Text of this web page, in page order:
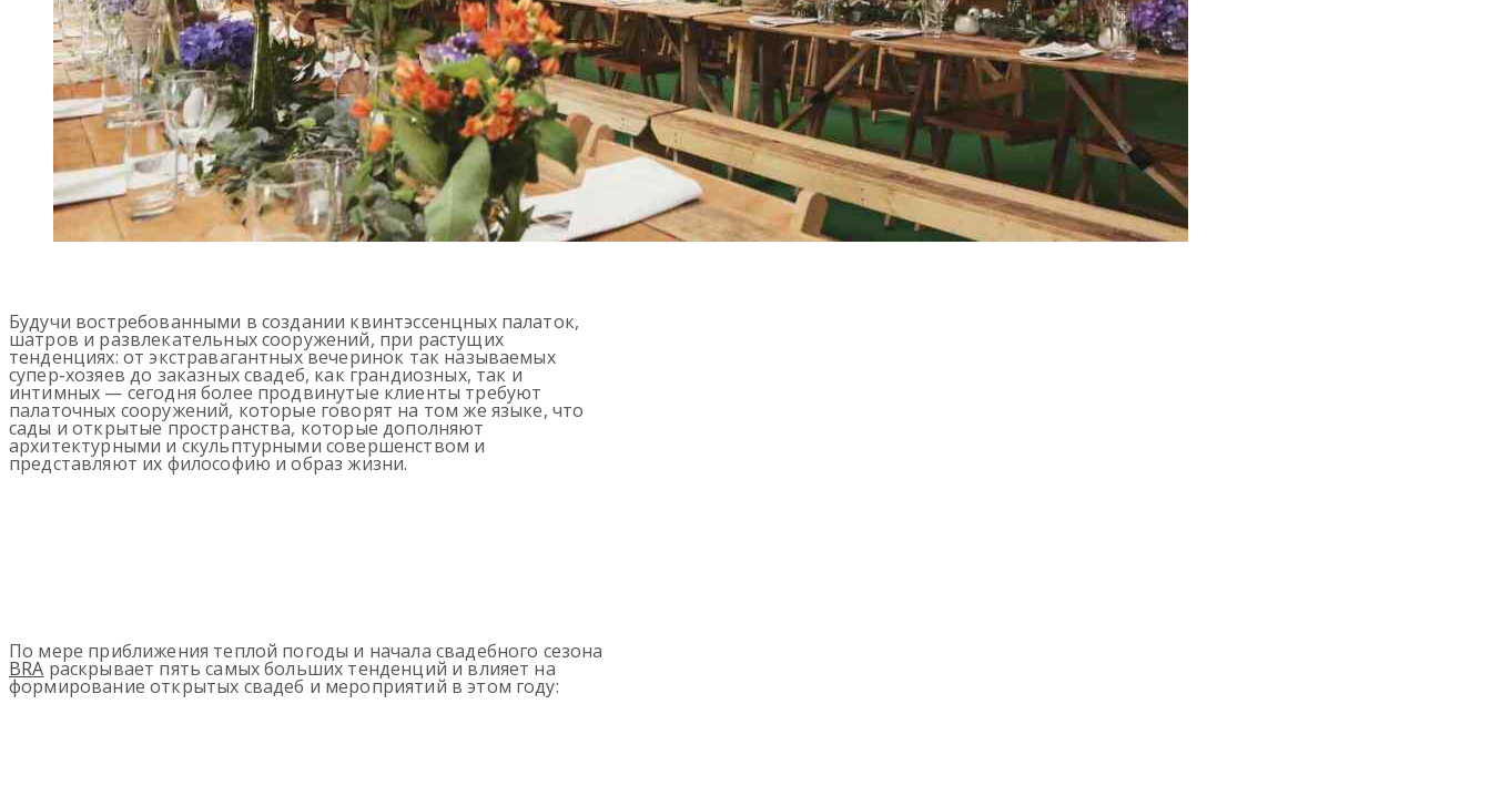
Будучи востребованными в создании квинтэссенцных палаток,
шатров и развлекательных сооружений, при растущих
тенденциях: от экстравагантных вечеринок так называемых
супер-хозяев до заказных свадеб, как грандиозных, так и
интимных — сегодня более продвинутые клиенты требуют
палаточных сооружений, которые говорят на том же языке, что
сады и открытые пространства, которые дополняют
архитектурными и скульптурными совершенством и
представляют их философию и образ жизни.
По мере приближения теплой погоды и начала свадебного сезона
BRA раскрывает пять самых больших тенденций и влияет на
формирование открытых свадеб и мероприятий в этом году: